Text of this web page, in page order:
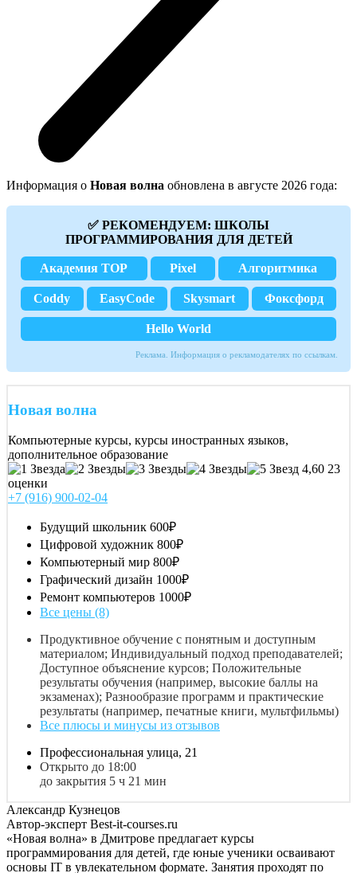
Информация о Новая волна обновлена в августе 2026 года:
✅ РЕКОМЕНДУЕМ: ШКОЛЫ
ПРОГРАММИРОВАНИЯ ДЛЯ ДЕТЕЙ
Академия TOP Pixel Алгоритмика
Coddy EasyCode Skysmart Фоксфорд
Hello World
Реклама. Информация о рекламодателях по ссылкам.
Новая волна
Компьютерные курсы, курсы иностранных языков,
дополнительное образование
4,60 23
оценки
+7 (916) 900-02-04
Будущий школьник 600₽
Цифровой художник 800₽
Компьютерный мир 800₽
Графический дизайн 1000₽
Ремонт компьютеров 1000₽
Все цены (8)
Продуктивное обучение с понятным и доступным
материалом; Индивидуальный подход преподавателей;
Доступное объяснение курсов; Положительные
результаты обучения (например, высокие баллы на
экзаменах); Разнообразие программ и практические
результаты (например, печатные книги, мультфильмы)
Все плюсы и минусы из отзывов
Профессиональная улица, 21
Открыто до 18:00
до закрытия 5 ч 21 мин
Александр Кузнецов
Автор-эксперт Best-it-courses.ru
«Новая волна» в Дмитрове предлагает курсы
программирования для детей, где юные ученики осваивают
основы IT в увлекательном формате. Занятия проходят по